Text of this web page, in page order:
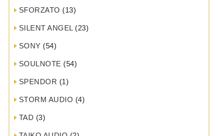
SFORZATO (13)
SILENT ANGEL(23)
SONY (54)
SOULNOTE (54)
SPENDOR (1)
STORM AUDIO (4)
TAD (3)